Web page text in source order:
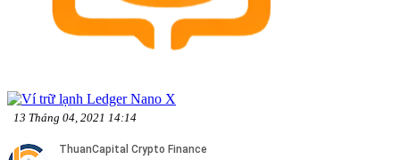
13 Tháng 04, 2021 14:14